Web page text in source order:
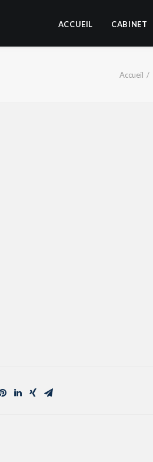
ACCUEIL CABINET
Accueil